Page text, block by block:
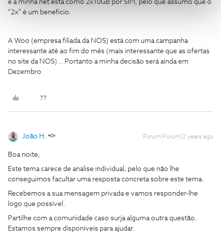
e a minha net está como 2x10GB por SIM, pelo que assumo que o
“2x” é um beneficio.
A Woo (empresa filiada da NOS) está com uma campanha
interessante até ao fim do mês (mais interessante que as ofertas
no site da NOS)… Portanto a minha decisão será ainda em
Dezembro
João H. Forum|Forum|2 years ago
Boa noite,
Este tema carece de analise individual, pelo que não lhe
conseguimos facultar uma resposta concreta sobre este tema.
Recebemos a sua mensagem privada e vamos responder-lhe
logo que possível.
Partilhe com a comunidade caso surja alguma outra questão.
Estamos sempre disponíveis para ajudar.